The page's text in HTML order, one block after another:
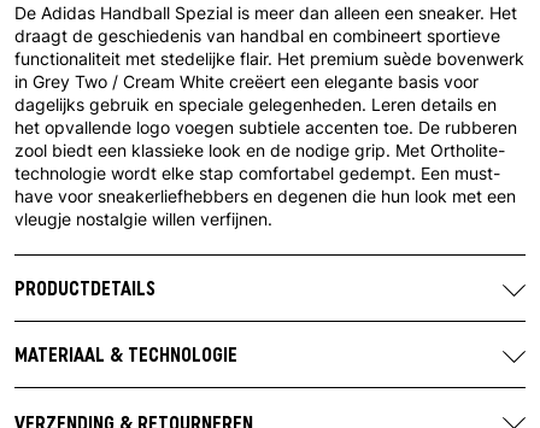
De Adidas Handball Spezial is meer dan alleen een sneaker. Het
draagt de geschiedenis van handbal en combineert sportieve
functionaliteit met stedelijke flair. Het premium suède bovenwerk
in Grey Two / Cream White creëert een elegante basis voor
dagelijks gebruik en speciale gelegenheden. Leren details en
het opvallende logo voegen subtiele accenten toe. De rubberen
zool biedt een klassieke look en de nodige grip. Met Ortholite-
technologie wordt elke stap comfortabel gedempt. Een must-
have voor sneakerliefhebbers en degenen die hun look met een
vleugje nostalgie willen verfijnen.
PRODUCTDETAILS
Artikelnummer:
MATERIAAL & TECHNOLOGIE
VERZENDING & RETOURNEREN